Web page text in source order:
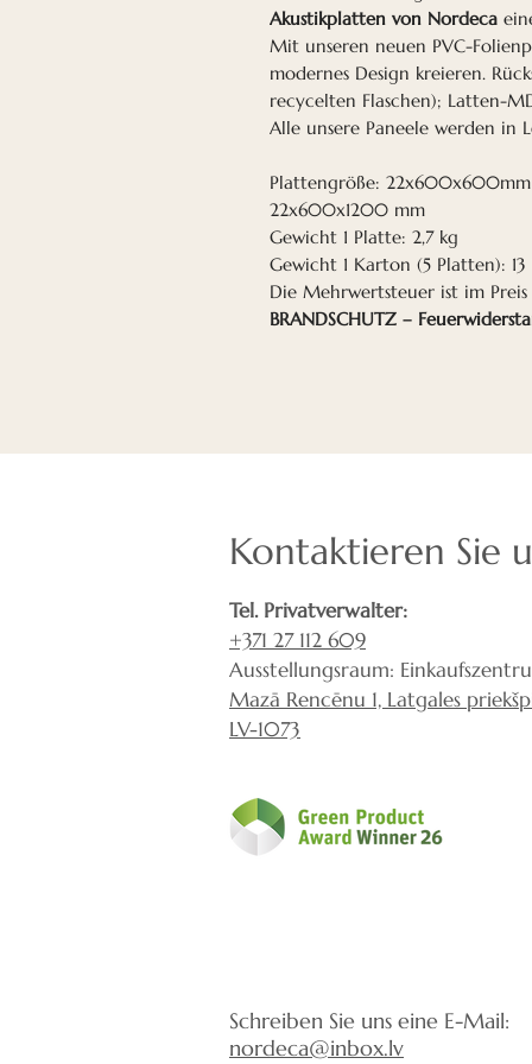
Akustikplatten von Nordeca
Mit unseren neuen PVC-
modernes Design kreieren.
recycelten Flaschen); Latten-
Alle unsere Paneele werden in
Plattengröße: 22x600x600mm
22x600x1200 mm
Gewicht 1 Platte: 2,7 kg
Gewicht 1 Karton (5 Platten): 13
Die Mehrwertsteuer ist im
BRANDSCHUTZ –
Kontaktieren Sie
Tel. Privatverwalter:
+371 27 112 609
Ausstellungsraum:
Mazā Rencēnu 1, Latgales
LV-1073
Schreiben Sie uns eine E-Mail:
nordeca@inbox.lv